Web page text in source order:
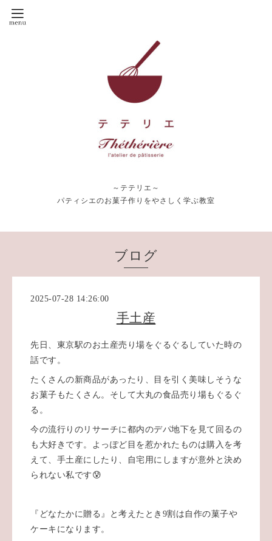
～テテリエ～
パティシエのお菓子作りをやさしく学ぶ教室
ブログ
2025-07-28 14:26:00
手土産
先日、東京駅のお土産売り場をぐるぐるしていた時の
話です。
たくさんの新商品があったり、目を引く美味しそうな
お菓子もたくさん。そして大丸の食品売り場もぐるぐ
る。
今の流行りのリサーチに都内のデパ地下を見て回るの
も大好きです。よっぽど目を惹かれたものは購入を考
えて、手土産にしたり、自宅用にしますが意外と決め
られない私です😰
『どなたかに贈る』と考えたとき9割は自作の菓子や
ケーキになります。